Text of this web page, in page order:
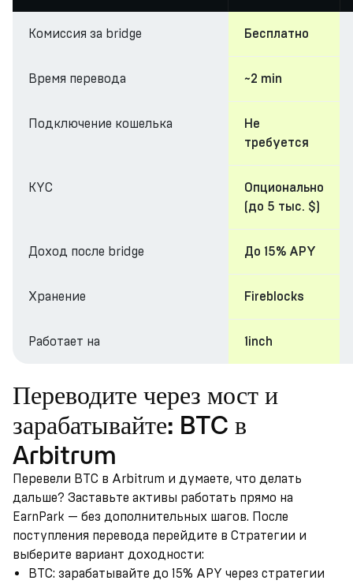
Комиссия за bridge Бесплатно
Время перевода ~2 min
Подключение кошелька
Не
требуется
KYC
Опционально
(до 5 тыс. $)
Доход после bridge До 15% APY
Хранение Fireblocks
Работает на 1inch
Переводите через мост и
зарабатывайте: BTC в
Arbitrum
Перевели BTC в Arbitrum и думаете, что делать
дальше? Заставьте активы работать прямо на
EarnPark — без дополнительных шагов. После
поступления перевода перейдите в Стратегии и
выберите вариант доходности:
BTC: зарабатывайте до 15% APY через стратегии